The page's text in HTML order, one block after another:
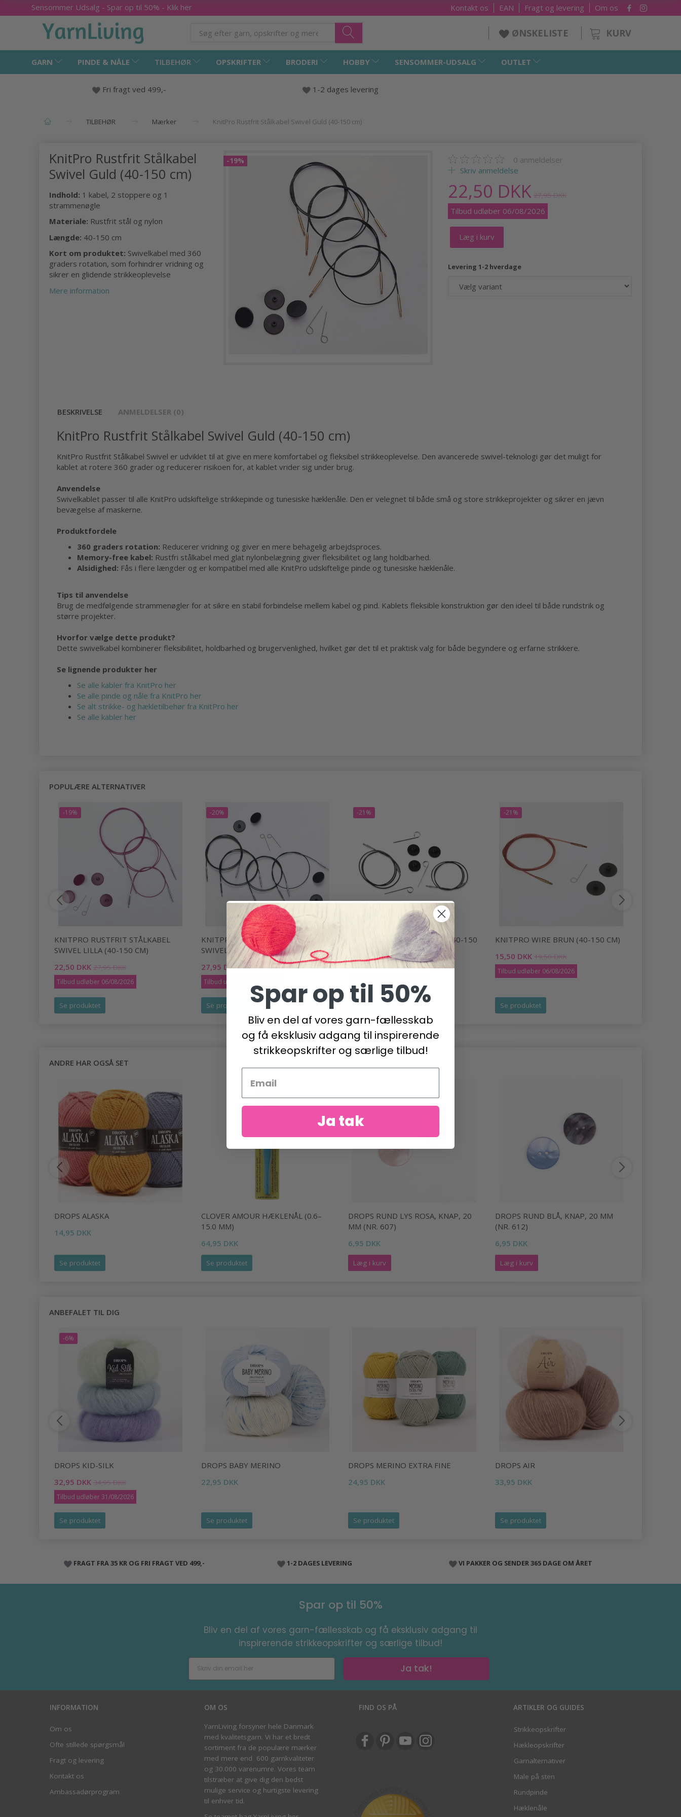
Sensommer Udsalg - Spar op til 50% - Klik her Om os
Fragt og levering
EAN
Kontakt os
KURV
ØNSKELISTE
GARN PINDE & NÅLE TILBEHØR OPSKRIFTER BRODERI HOBBY SENSOMMER-UDSALG OUTLET
Fri fragt ved 499,- 1-2 dages levering
TILBEHØR Mærker KnitPro Rustfrit Stålkabel Swivel Guld (40-150 cm)
KnitPro Rustfrit Stålkabel
Swivel Guld (40-150 cm)
Indhold: 1 kabel, 2 stoppere og 1
strammenøgle
Materiale: Rustfrit stål og nylon
Længde: 40-150 cm
Kort om produktet: Swivelkabel med 360
graders rotation, som forhindrer vridning og
sikrer en glidende strikkeoplevelse
Mere information
-19% 0 anmeldelser
Skriv anmeldelse
22,50 DKK 27,95 DKK
Tilbud udløber 06/08/2026
Læg i kurv
Levering 1-2 hverdage
BESKRIVELSE ANMELDELSER (0)
KnitPro Rustfrit Stålkabel Swivel Guld (40-150 cm)
KnitPro Rustfrit Stålkabel Swivel er udviklet til at give en mere komfortabel og fleksibel strikkeoplevelse. Den avancerede swivel-teknologi gør det muligt for
kablet at rotere 360 grader og reducerer risikoen for, at kablet vrider sig under brug.
Anvendelse
Swivelkablet passer til alle KnitPro udskiftelige strikkepinde og tunesiske hæklenåle. Den er velegnet til både små og store strikkeprojekter og sikrer en jævn
bevægelse af maskerne.
Produktfordele
360 graders rotation: Reducerer vridning og giver en mere behagelig arbejdsproces.
Memory-free kabel: Rustfri stålkabel med glat nylonbelægning giver fleksibilitet og lang holdbarhed.
Alsidighed: Fås i flere længder og er kompatibel med alle KnitPro udskiftelige pinde og tunesiske hæklenåle.
Tips til anvendelse
Brug de medfølgende strammenøgler for at sikre en stabil forbindelse mellem kabel og pind. Kablets fleksible konstruktion gør den ideel til både rundstrik og
større projekter.
Hvorfor vælge dette produkt?
Dette swivelkabel kombinerer fleksibilitet, holdbarhed og brugervenlighed, hvilket gør det til et praktisk valg for både begyndere og erfarne strikkere.
Se lignende produkter her
Se alle kabler fra KnitPro her
Se alle pinde og nåle fra KnitPro her
Se alt strikke- og hækletilbehør fra KnitPro her
Se alle kabler her
POPULÆRE ALTERNATIVER
-19%
KNITPRO RUSTFRIT STÅLKABEL
SWIVEL LILLA (40-150 CM)
22,50 DKK 27,95 DKK
Tilbud udløber 06/08/2026
Se produktet
-20%
KNITPRO RUSTFRIT STÅLKABEL
SWIVEL SØLV (40-150 CM)
27,95 DKK 34,95 DKK
Tilbud udløber 06/08/2026
Se produktet
-21%
KNITPRO WIRE SORT SØLV (40-150
15,50 DKK 19,50 DKK
Tilbud udløber 06/08/2026
Se produktet
-21%
KNITPRO WIRE BRUN (40-150 CM)
15,50 DKK 19,50 DKK
Tilbud udløber 06/08/2026
Se produktet
ANDRE HAR OGSÅ SET
DROPS ALASKA
14,95 DKK
Se produktet
CLOVER AMOUR HÆKLENÅL (0.6–
15.0 MM)
64,95 DKK
Se produktet
DROPS RUND LYS ROSA, KNAP, 20
MM (NR. 607)
6,95 DKK
Læg i kurv
DROPS RUND BLÅ, KNAP, 20 MM
(NR. 612)
6,95 DKK
Læg i kurv
ANBEFALET TIL DIG
-6%
DROPS KID-SILK
32,95 DKK 34,95 DKK
Tilbud udløber 31/08/2026
Se produktet
DROPS BABY MERINO
22,95 DKK
Se produktet
DROPS MERINO EXTRA FINE
24,95 DKK
Se produktet
DROPS AIR
33,95 DKK
Se produktet
FRAGT FRA 35 KR OG FRI FRAGT VED 499,- 1-2 DAGES LEVERING VI PAKKER OG SENDER 365 DAGE OM ÅRET
Spar op til 50%
Bliv en del af vores garn-fællesskab og få eksklusiv adgang til
inspirerende strikkeopskrifter og særlige tilbud!
Ja tak!
INFORMATION
Om os
Ofte stillede spørgsmål
Fragt og levering
Kontakt os
Ambassadørprogram
OM OS
YarnLiving forsyner hele Danmark
med kvalitetsgarn. Vi har et bredt
sortiment fra de populære mærker
med mere end 600 garnkvaliteter
og 30.000 varenumre. Vores team
tilstræber at give dig den bedst
mulige service og hurtigste levering
til enhver tid.
FIND OS PÅ ARTIKLER OG GUIDES
Strikkeopskrifter
Hækleopskrifter
Garnalternativer
Male på sten
Rundpinde
Hæklenåle
Spar op til 50%
Bliv en del af vores garn-fællesskab
og få eksklusiv adgang til inspirerende
strikkeopskrifter og særlige tilbud!
Ja tak